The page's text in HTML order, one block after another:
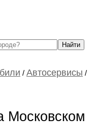
/ Автосервисы /